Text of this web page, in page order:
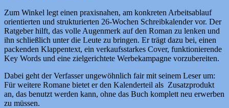
Zum Winkel legt einen praxisnahen, am konkreten Arbeitsablauf
orientierten und strukturierten 26-Wochen Schreibkalender vor. Der
Ratgeber hilft, das volle Augenmerk auf den Roman zu lenken und
ihn schließlich unter die Leute zu bringen. Er trägt dazu bei, einen
packenden Klappentext, ein verkaufsstarkes Cover, funktionierende
Key Words und eine zielgerichtete Werbekampagne vorzubereiten.
Dabei geht der Verfasser ungewöhnlich fair mit seinem Leser um:
Für weitere Romane bietet er den Kalenderteil als Zusatzprodukt
an, das benutzt werden kann, ohne das Buch komplett neu erwerben
zu müssen.